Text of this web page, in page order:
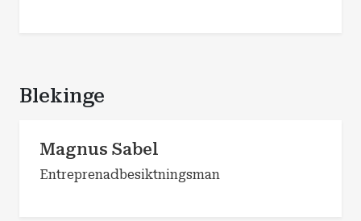
Blekinge
Magnus Sabel
Entreprenadbesiktningsman